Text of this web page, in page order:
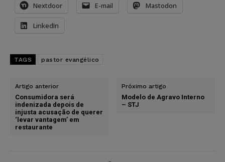
Nextdoor E-mail Mastodon
LinkedIn
TAGS pastor evangélico
Artigo anterior
Consumidora será
indenizada depois de
injusta acusação de querer
‘levar vantagem’ em
restaurante
Próximo artigo
Modelo de Agravo Interno
– STJ